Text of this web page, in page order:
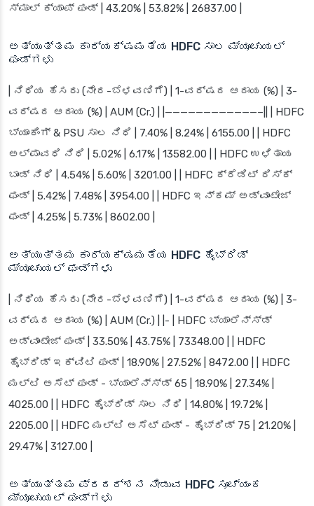
ಸ್ಮಾಲ್ ಕ್ಯಾಪ್ ಫಂಡ್ | 43.20% | 53.82% | 26837.00 |
ಅತ್ಯುತ್ತಮ ಕಾರ್ಯಕ್ಷಮತೆಯ HDFC ಸಾಲ ಮ್ಯೂಚುಯಲ್
ಫಂಡ್‌ಗಳು
| ನಿಧಿಯ ಹೆಸರು (ನೇರ-ಬೆಳವಣಿಗೆ) | 1-ವರ್ಷದ ಆದಾಯ (%) | 3-
ವರ್ಷದ ಆದಾಯ (%) | AUM (Cr.) | |————————————–|| | HDFC
ಬ್ಯಾಂಕಿಂಗ್ & PSU ಸಾಲ ನಿಧಿ | 7.40% | 8.24% | 6155.00 | | HDFC
ಅಲ್ಪಾವಧಿ ನಿಧಿ | 5.02% | 6.17% | 13582.00 | | HDFC ಉಳಿತಾಯ
ಬಾಂಡ್ ನಿಧಿ | 4.54% | 5.60% | 3201.00 | | HDFC ಕ್ರೆಡಿಟ್ ರಿಸ್ಕ್
ಫಂಡ್ | 5.42% | 7.48% | 3954.00 | | HDFC ಇನ್‌ಕಮ್ ಅಡ್ವಾಂಟೇಜ್
ಫಂಡ್ | 4.25% | 5.73% | 8602.00 |
ಅತ್ಯುತ್ತಮ ಕಾರ್ಯಕ್ಷಮತೆಯ HDFC ಹೈಬ್ರಿಡ್
ಮ್ಯೂಚುಯಲ್ ಫಂಡ್‌ಗಳು
| ನಿಧಿಯ ಹೆಸರು (ನೇರ-ಬೆಳವಣಿಗೆ) | 1-ವರ್ಷದ ಆದಾಯ (%) | 3-
ವರ್ಷದ ಆದಾಯ (%) | AUM (Cr.) | |- | HDFC ಬ್ಯಾಲೆನ್ಸ್ಡ್
ಅಡ್ವಾಂಟೇಜ್ ಫಂಡ್ | 33.50% | 43.75% | 73348.00 | | HDFC
ಹೈಬ್ರಿಡ್ ಇಕ್ವಿಟಿ ಫಂಡ್ | 18.90% | 27.52% | 8472.00 | | HDFC
ಮಲ್ಟಿ ಅಸೆಟ್ ಫಂಡ್ - ಬ್ಯಾಲೆನ್ಸ್ಡ್ 65 | 18.90% | 27.34% |
4025.00 | | HDFC ಹೈಬ್ರಿಡ್ ಸಾಲ ನಿಧಿ | 14.80% | 19.72% |
2205.00 | | HDFC ಮಲ್ಟಿ ಅಸೆಟ್ ಫಂಡ್ - ಹೈಬ್ರಿಡ್ 75 | 21.20% |
29.47% | 3127.00 |
ಅತ್ಯುತ್ತಮ ಪ್ರದರ್ಶನ ನೀಡುವ HDFC ಸೂಚ್ಯಂಕ
ಮ್ಯೂಚುಯಲ್ ಫಂಡ್‌ಗಳು